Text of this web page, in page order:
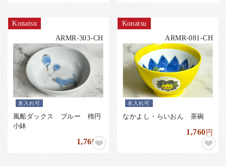
Konatsu
ARMR-303-CH
名入れ可
風船ダックス ブルー 楕円
小鉢
1,760円
Konatsu
ARMR-081-CH
名入れ可
なかよし・らいおん 茶碗
1,760円